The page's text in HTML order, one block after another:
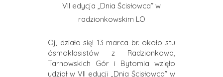
VII edycja „Dnia Ścisłowca” w
radzionkowskim LO
Oj, działo się! 13 marca br. około stu
ósmoklasistów z Radzionkowa,
Tarnowskich Gór i Bytomia wzięło
udział w VII edycji „Dnia Ścisłowca” w